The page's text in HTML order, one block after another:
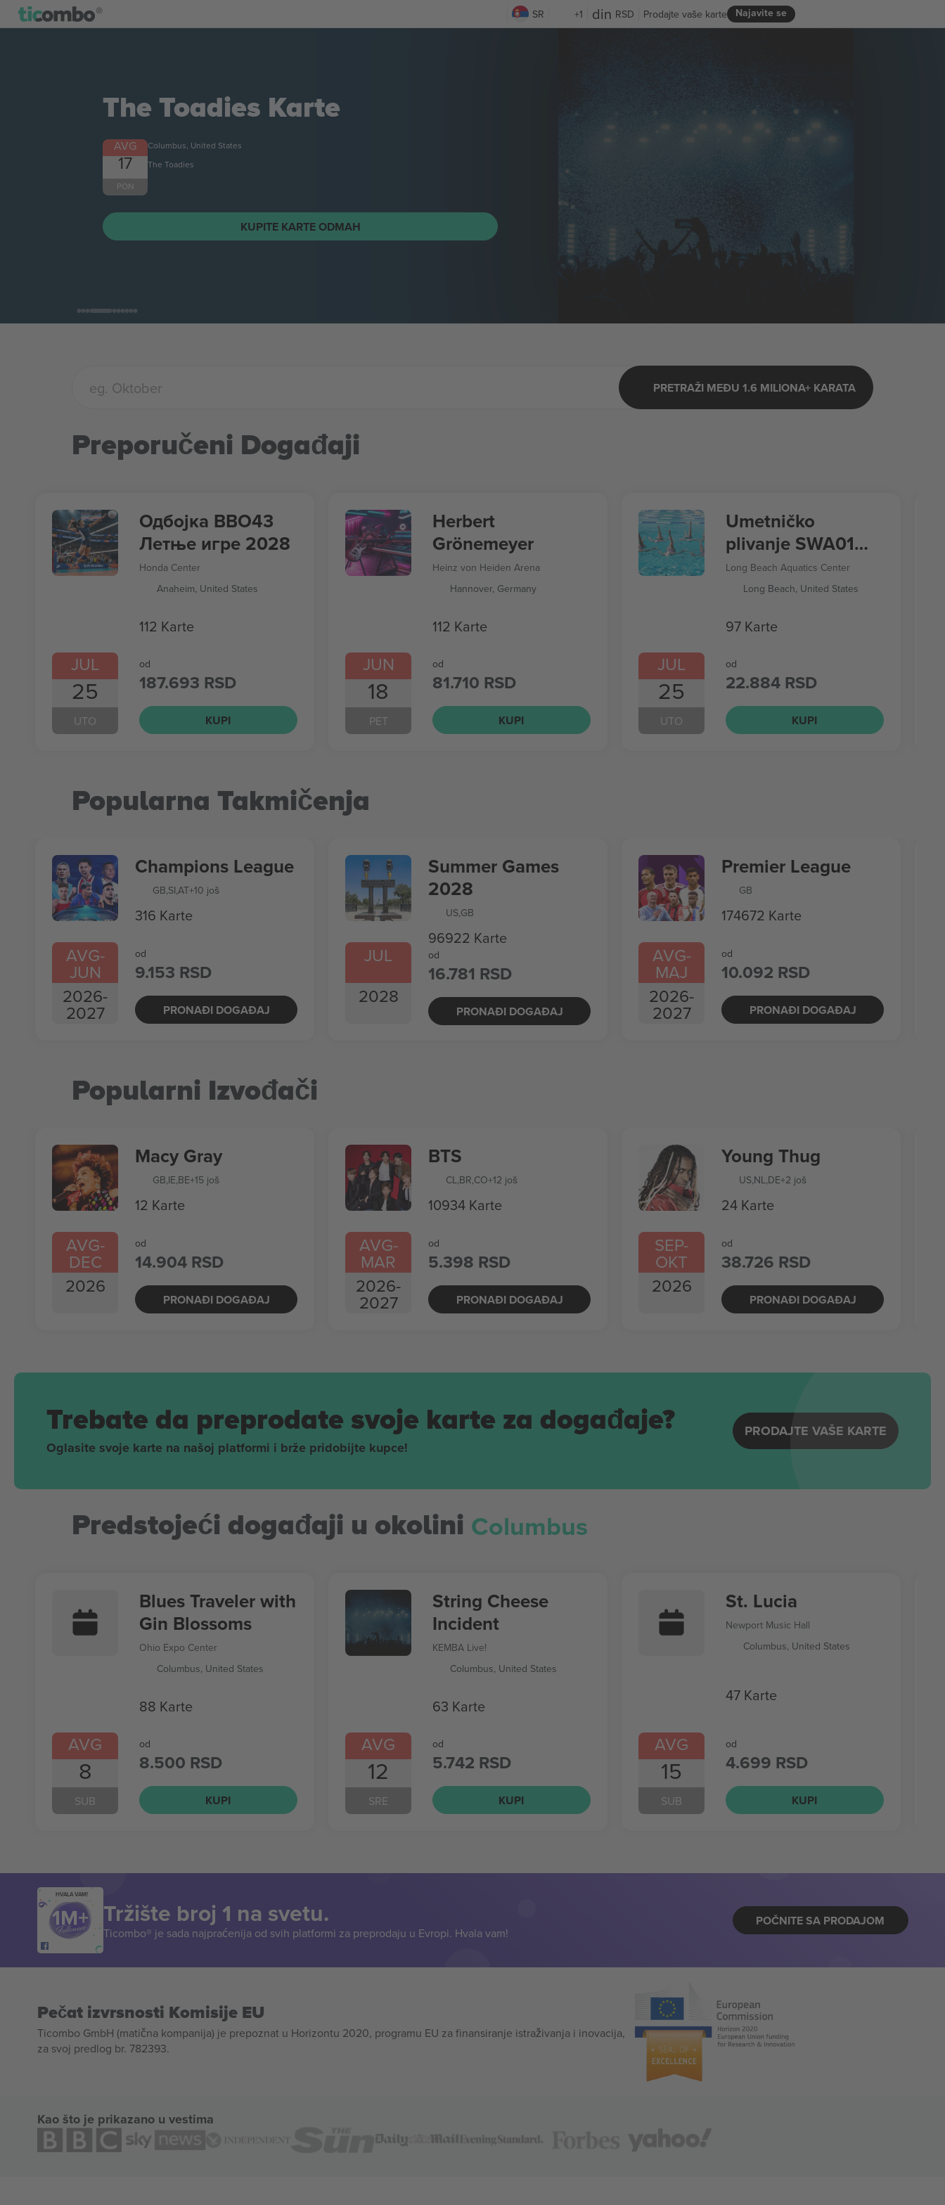
SR +1 RSD Najavite se
Prodajte vaše karte
The Toadies Karte
AVG
17
PON
Columbus, United States
The Toadies
KUPITE KARTE ODMAH
PRETRAŽI MEĐU 1.6 MILIONA+ KARATA
Preporučeni Događaji
JUL
25
UTO
Одбојка ВВО43
Летње игре 2028
Honda Center
Anaheim, United States
112 Karte
od
187.693 RSD
KUPI
JUN
18
PET
Herbert
Grönemeyer
Heinz von Heiden Arena
Hannover, Germany
112 Karte
od
81.710 RSD
KUPI
JUL
25
UTO
Umetničko
plivanje SWA01
Letnje igre 2028
Long Beach Aquatics Center
Long Beach, United States
97 Karte
od
22.884 RSD
KUPI
Popularna Takmičenja
AVG-
JUN
2026-
2027
Champions League
GB,SI,AT+10 još
316 Karte
od
9.153 RSD
PRONAĐI DOGAĐAJ
JUL
2028
Summer Games
2028
US,GB
96922 Karte
od
16.781 RSD
PRONAĐI DOGAĐAJ
AVG-
MAJ
2026-
2027
Premier League
GB
174672 Karte
od
10.092 RSD
PRONAĐI DOGAĐAJ
Popularni Izvođači
AVG-
DEC
2026
Macy Gray
GB,IE,BE+15 još
12 Karte
od
14.904 RSD
PRONAĐI DOGAĐAJ
AVG-
MAR
2026-
2027
BTS
CL,BR,CO+12 još
10934 Karte
od
5.398 RSD
PRONAĐI DOGAĐAJ
SEP-
OKT
2026
Young Thug
US,NL,DE+2 još
24 Karte
od
38.726 RSD
PRONAĐI DOGAĐAJ
Trebate da preprodate svoje karte za događaje?
Oglasite svoje karte na našoj platformi i brže pridobijte kupce!
PRODAJTE VAŠE KARTE
Predstojeći događaji u okolini Columbus
AVG
8
SUB
Blues Traveler with
Gin Blossoms
Ohio Expo Center
Columbus, United States
88 Karte
od
8.500 RSD
KUPI
AVG
12
SRE
String Cheese
Incident
KEMBA Live!
Columbus, United States
63 Karte
od
5.742 RSD
KUPI
AVG
15
SUB
St. Lucia
Newport Music Hall
Columbus, United States
47 Karte
od
4.699 RSD
KUPI
HVALA VAM!
Tržište broj 1 na svetu.
Ticombo® je sada najpraćenija od svih platformi za preprodaju u Evropi. Hvala vam!
POČNITE SA PRODAJOM
Pečat izvrsnosti Komisije EU
Ticombo GmbH (matična kompanija) je prepoznat u Horizontu 2020, programu EU za finansiranje istraživanja i inovacija,
za svoj predlog br. 782393.
Kao što je prikazano u vestima